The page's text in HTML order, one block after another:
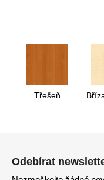
Třešeň
Odebírat